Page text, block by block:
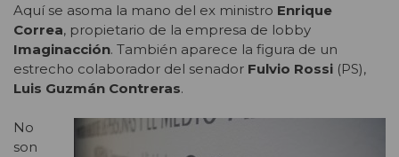
Aquí se asoma la mano del ex ministro Enrique
Correa, propietario de la empresa de lobby
Imaginacción. También aparece la figura de un
estrecho colaborador del senador Fulvio Rossi (PS),
Luis Guzmán Contreras.
No
son